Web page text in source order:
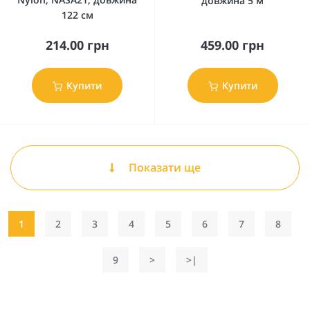
122 см
214.00 грн
Купити
459.00 грн
Купити
Показати ще
1 2 3 4 5 6 7 8
9 > >|